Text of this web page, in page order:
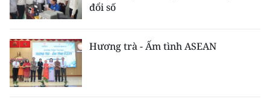
đổi số
Hương trà - Ấm tình ASEAN